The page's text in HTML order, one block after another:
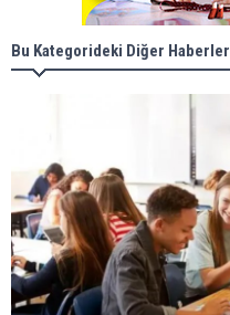
Bu Kategorideki Diğer Haberler